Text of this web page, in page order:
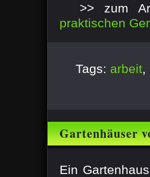
>> zum
praktischen
Tags: arbeit,
Gartenhäuser
Ein